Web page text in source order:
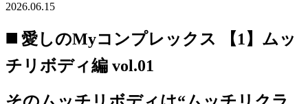
2026.06.15
◼️ 愛しのMyコンプレックス 【1】ムッ
チリボディ編 vol.01